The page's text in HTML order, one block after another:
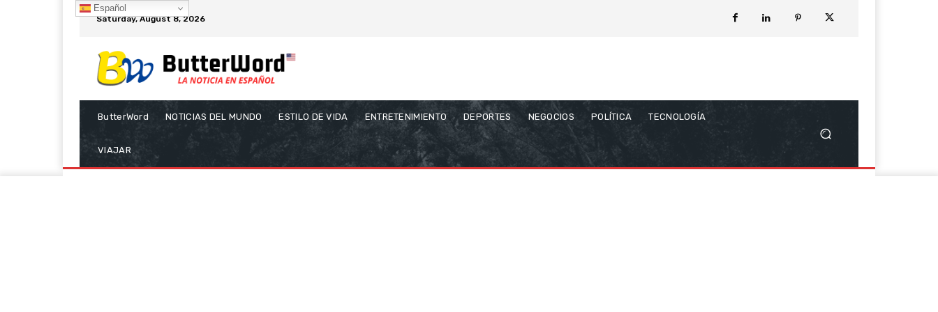
Saturday, August 8, 2026
ButterWord NOTICIAS DEL MUNDO ESTILO DE VIDA ENTRETENIMIENTO DEPORTES NEGOCIOS POLÍTICA TECNOLOGÍA
VIAJAR
Español